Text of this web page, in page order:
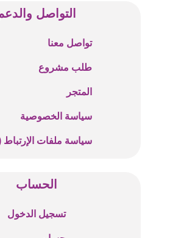
التواصل والدعم
تواصل معنا
طلب مشروع
المتجر
سياسة الخصوصية
سياسة ملفات الإرتباط (EU)
الحساب
تسجيل الدخول